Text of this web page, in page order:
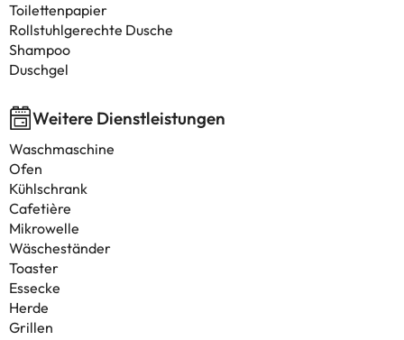
Toilettenpapier
Rollstuhlgerechte Dusche
Shampoo
Duschgel
Weitere Dienstleistungen
Waschmaschine
Ofen
Kühlschrank
Cafetière
Mikrowelle
Wäscheständer
Toaster
Essecke
Herde
Grillen